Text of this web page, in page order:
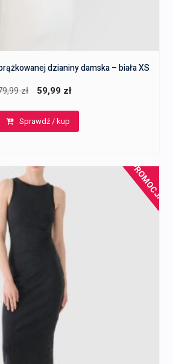
dzianiny damska – biała XS
zł
Pierwotna
wynosiła:
59,99 zł
Sprawdź / kup
PROMOCJA!